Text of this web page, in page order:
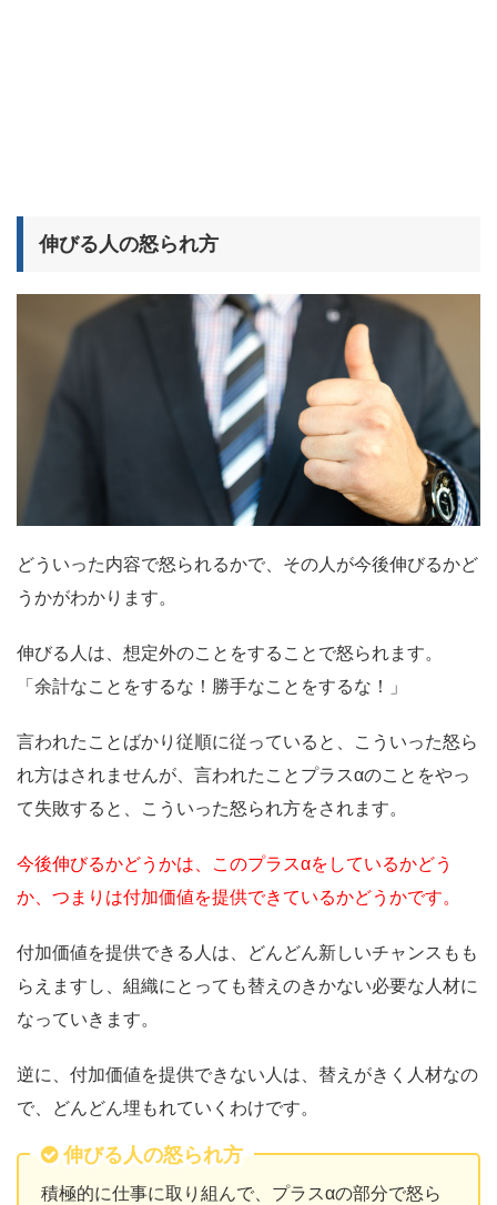
伸びる人の怒られ方
どういった内容で怒られるかで、その人が今後伸びるかど
うかがわかります。
伸びる人は、想定外のことをすることで怒られます。
「余計なことをするな！勝手なことをするな！」
言われたことばかり従順に従っていると、こういった怒ら
れ方はされませんが、 言われたことプラスαのことをやっ
て失敗すると、こういった怒られ方をされます。
今後伸びるかどうかは、このプラスαをしているかどう
か、つまりは付加価値を提供できているかどうかです。
付加価値を提供できる人は、どんどん新しいチャンスもも
らえますし、組織にとっても替えのきかない必要な人材に
なっていきます。
逆に、付加価値を提供できない人は、替えがきく人材なの
で、どんどん埋もれていくわけです。
伸びる人の怒られ方
積極的に仕事に取り組んで、プラスαの部分で怒ら